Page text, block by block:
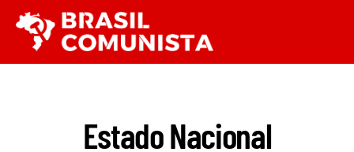
para
o
Estado Nacional